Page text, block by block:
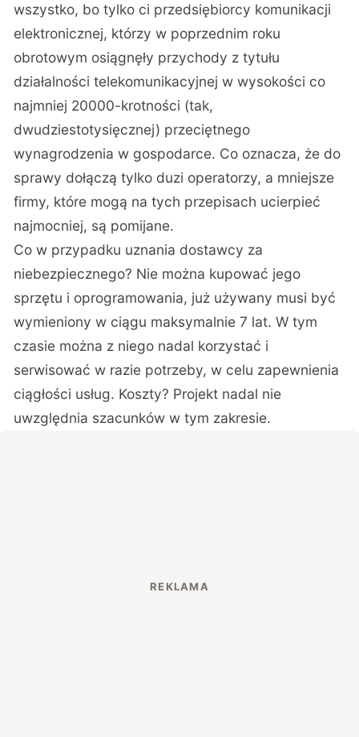
wszystko, bo tylko ci przedsiębiorcy komunikacji
elektronicznej, którzy w poprzednim roku
obrotowym osiągnęły przychody z tytułu
działalności telekomunikacyjnej w wysokości co
najmniej 20000-krotności (tak,
dwudziestotysięcznej) przeciętnego
wynagrodzenia w gospodarce. Co oznacza, że do
sprawy dołączą tylko duzi operatorzy, a mniejsze
firmy, które mogą na tych przepisach ucierpieć
najmocniej, są pomijane.
Co w przypadku uznania dostawcy za
niebezpiecznego? Nie można kupować jego
sprzętu i oprogramowania, już używany musi być
wymieniony w ciągu maksymalnie 7 lat. W tym
czasie można z niego nadal korzystać i
serwisować w razie potrzeby, w celu zapewnienia
ciągłości usług. Koszty? Projekt nadal nie
uwzględnia szacunków w tym zakresie.